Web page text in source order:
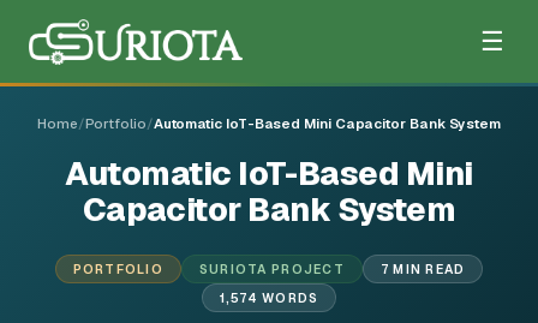
☰
Home/Portfolio/Automatic IoT-Based Mini Capacitor Bank System
Automatic IoT-Based Mini
Capacitor Bank System
PORTFOLIO SURIOTA PROJECT
7 MIN READ
1,574 WORDS